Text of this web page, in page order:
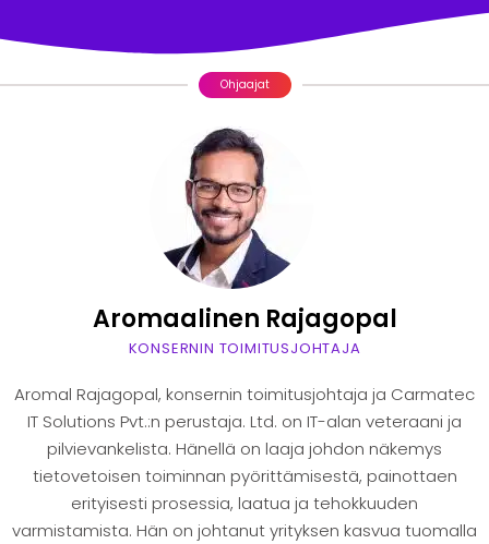
Ohjaajat
Aromaalinen Rajagopal
KONSERNIN TOIMITUSJOHTAJA
Aromal Rajagopal, konsernin toimitusjohtaja ja Carmatec
IT Solutions Pvt.:n perustaja. Ltd. on IT-alan veteraani ja
pilvievankelista. Hänellä on laaja johdon näkemys
tietovetoisen toiminnan pyörittämisestä, painottaen
erityisesti prosessia, laatua ja tehokkuuden
varmistamista. Hän on johtanut yrityksen kasvua tuomalla